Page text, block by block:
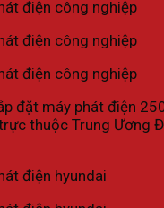
đặt máy phát điện
thuộc Trung Ương